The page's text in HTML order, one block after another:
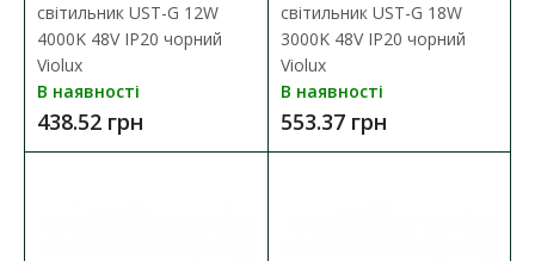
Шинопровід магнітний DTD врізний під
гіпсокартон 12мм 2м білий Violux
Наявність: В наявності
Шинопровід магнітний DTD врізний під гіпсокартон 12мм 2м
світильник UST-G 12W
4000K 48V IP20 чорний
Violux
В наявності
438.52 грн
світильник UST-G 18W
3000K 48V IP20 чорний
Violux
В наявності
553.37 грн